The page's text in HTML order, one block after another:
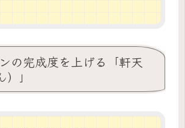
の完成度を上げる「軒天
）」